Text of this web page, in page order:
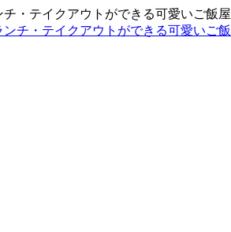
・テイクアウトができる可愛いご飯屋